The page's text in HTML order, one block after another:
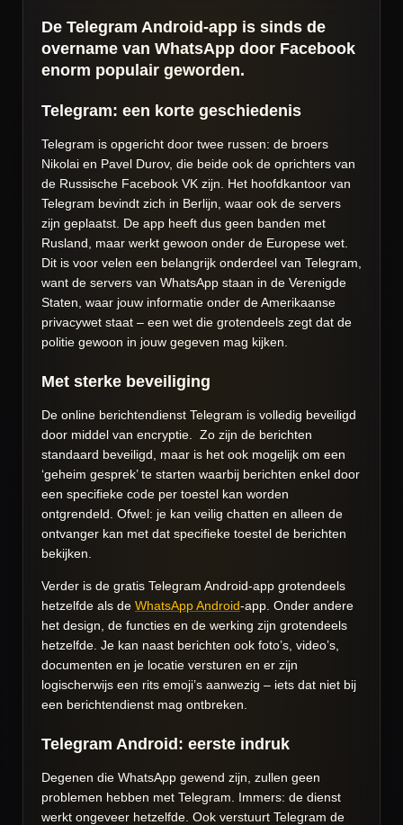
De Telegram Android-app is sinds de
overname van WhatsApp door Facebook
enorm populair geworden.
Telegram: een korte geschiedenis
Telegram is opgericht door twee russen: de broers
Nikolai en Pavel Durov, die beide ook de oprichters van
de Russische Facebook VK zijn. Het hoofdkantoor van
Telegram bevindt zich in Berlijn, waar ook de servers
zijn geplaatst. De app heeft dus geen banden met
Rusland, maar werkt gewoon onder de Europese wet.
Dit is voor velen een belangrijk onderdeel van Telegram,
want de servers van WhatsApp staan in de Verenigde
Staten, waar jouw informatie onder de Amerikaanse
privacywet staat – een wet die grotendeels zegt dat de
politie gewoon in jouw gegeven mag kijken.
Met sterke beveiliging
De online berichtendienst Telegram is volledig beveiligd
door middel van encryptie. Zo zijn de berichten
standaard beveiligd, maar is het ook mogelijk om een
‘geheim gesprek’ te starten waarbij berichten enkel door
een specifieke code per toestel kan worden
ontgrendeld. Ofwel: je kan veilig chatten en alleen de
ontvanger kan met dat specifieke toestel de berichten
bekijken.
Verder is de gratis Telegram Android-app grotendeels
hetzelfde als de WhatsApp Android-app. Onder andere
het design, de functies en de werking zijn grotendeels
hetzelfde. Je kan naast berichten ook foto’s, video’s,
documenten en je locatie versturen en er zijn
logischerwijs een rits emoji’s aanwezig – iets dat niet bij
een berichtendienst mag ontbreken.
Telegram Android: eerste indruk
Degenen die WhatsApp gewend zijn, zullen geen
problemen hebben met Telegram. Immers: de dienst
werkt ongeveer hetzelfde. Ook verstuurt Telegram de